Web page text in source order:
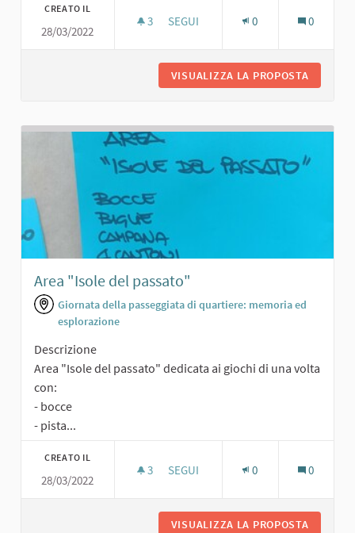
CREATO IL
28/03/2022
3 3 SOSTENITORI
SEGUI 0 0
VISUALIZZA LA PROPOSTA
Area "Isole del passato"
Giornata della passeggiata di quartiere: memoria ed
esplorazione
Descrizione
Area "Isole del passato" dedicata ai giochi di una volta
con:
- bocce
- pista...
CREATO IL
28/03/2022
3 3 SOSTENITORI
SEGUI 0 0
VISUALIZZA LA PROPOSTA